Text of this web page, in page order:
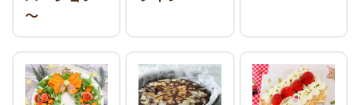
～